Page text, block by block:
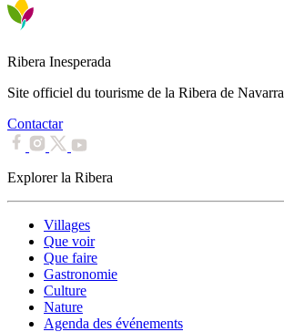
Ribera Inesperada
Site officiel du tourisme de la Ribera de Navarra
Contactar
Explorer la Ribera
Villages
Que voir
Que faire
Gastronomie
Culture
Nature
Agenda des événements